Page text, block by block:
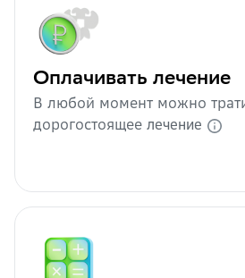
Оплачивать лечение
В любой момент можно
дорогостоящее лечение